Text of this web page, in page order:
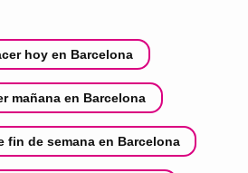
hoy en Barcelona
mañana en Barcelona
fin de semana en Barcelona